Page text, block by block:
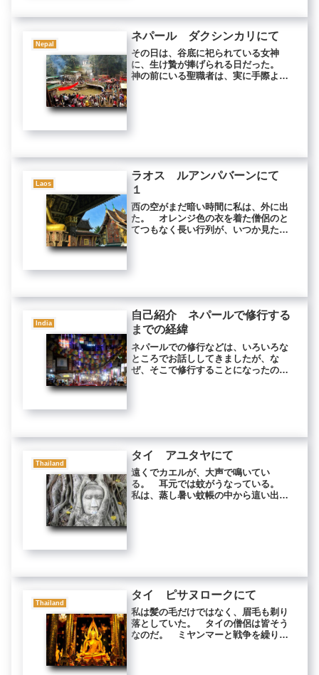
Nepal
ネパール ダクシンカリにて
その日は、谷底に祀られている女神
に、生け贄が捧げられる日だった。
神の前にいる聖職者は、実に手際よ
Laos
ラオス ルアンパバーンにて
１
西の空がまだ暗い時間に私は、外に出
た。 オレンジ色の衣を着た僧侶のと
てつもなく長い行列が、いつか見た夢
India
自己紹介 ネパールで修行する
までの経緯
ネパールでの修行などは、いろいろな
ところでお話ししてきましたが、な
ぜ、そこで修行することになったのか
Thailand
タイ アユタヤにて
遠くでカエルが、大声で鳴いてい
る。 耳元では蚊がうなっている。
私は、蒸し暑い蚊帳の中から這い出
Thailand
タイ ピサヌロークにて
私は髪の毛だけではなく、眉毛も剃り
落としていた。 タイの僧侶は皆そう
なのだ。 ミヤンマーと戦争を繰り返